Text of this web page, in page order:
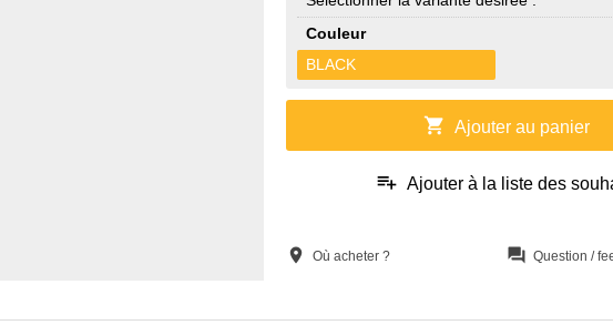
Couleur
BLACK
shopping_cart Ajouter au panier
playlist_add Ajouter à la liste des
location_on Où acheter ? question_answer Question /